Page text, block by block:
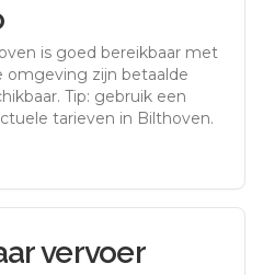
is goed bereikbaar met
omgeving zijn betaalde
Tip: gebruik een
tarieven in Bilthoven.
vervoer